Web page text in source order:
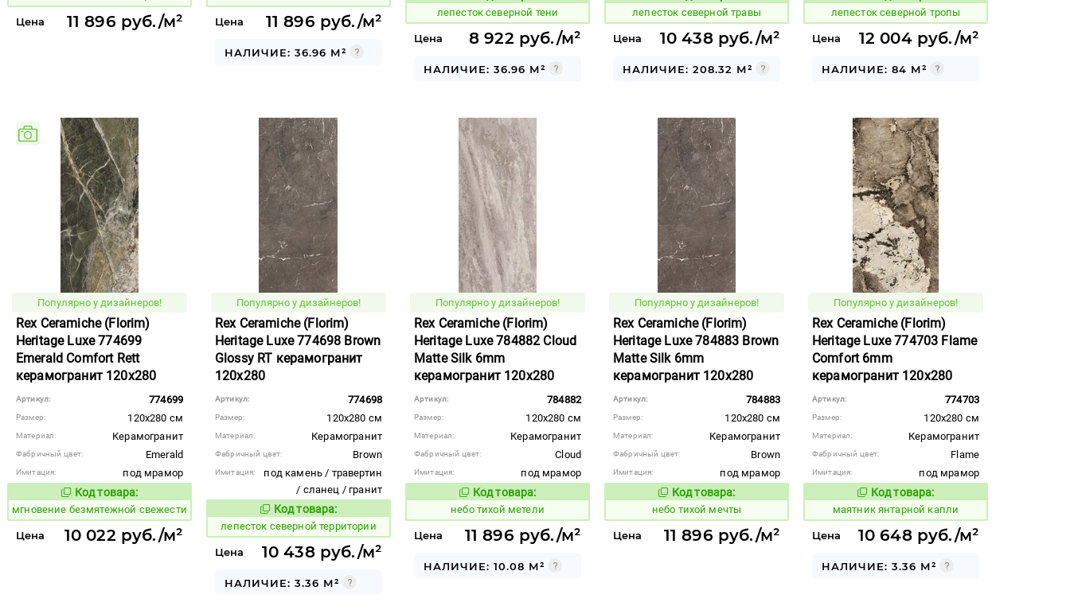
Цена 11 896 руб./м² Цена 11 896 руб./м²
НАЛИЧИЕ: 36.96 М²
лепесток северной тени
Цена 8 922 руб./м²
НАЛИЧИЕ: 36.96 М²
лепесток северной травы
Цена 10 438 руб./м²
НАЛИЧИЕ: 208.32 М²
лепесток северной тропы
Цена 12 004 руб./м²
НАЛИЧИЕ: 84 М²
Популярно у дизайнеров!
Rex Ceramiche (Florim)
Heritage Luxe 774699
Emerald Comfort Rett
керамогранит 120x280
Артикул: 774699
Размер: 120x280 см
Материал: Керамогранит
Фабричный цвет: Emerald
Имитация:
под мрамор
Код товара:
938083 Код товара:
мгновение безмятежной свежести
Цена 10 022 руб./м²
Популярно у дизайнеров!
Rex Ceramiche (Florim)
Heritage Luxe 774698 Brown
Glossy RT керамогранит
120x280
Артикул: 774698
Размер: 120x280 см
Материал: Керамогранит
Фабричный цвет: Brown
Имитация:
под камень / травертин
/ сланец / гранит
Код товара:
869979 Код товара:
лепесток северной территории
Цена 10 438 руб./м²
НАЛИЧИЕ: 3.36 М²
Популярно у дизайнеров!
Rex Ceramiche (Florim)
Heritage Luxe 784882 Cloud
Matte Silk 6mm
керамогранит 120x280
Артикул: 784882
Размер: 120x280 см
Материал: Керамогранит
Фабричный цвет: Cloud
Имитация:
под мрамор
Код товара:
1122050 Код товара:
небо тихой метели
Цена 11 896 руб./м²
НАЛИЧИЕ: 10.08 М²
Популярно у дизайнеров!
Rex Ceramiche (Florim)
Heritage Luxe 784883 Brown
Matte Silk 6mm
керамогранит 120x280
Артикул: 784883
Размер: 120x280 см
Материал: Керамогранит
Фабричный цвет: Brown
Имитация:
под мрамор
Код товара:
1122051 Код товара:
небо тихой мечты
Цена 11 896 руб./м²
Популярно у дизайнеров!
Rex Ceramiche (Florim)
Heritage Luxe 774703 Flame
Comfort 6mm
керамогранит 120x280
Артикул: 774703
Размер: 120x280 см
Материал: Керамогранит
Фабричный цвет: Flame
Имитация:
под мрамор
Код товара:
937287 Код товара:
маятник янтарной капли
Цена 10 648 руб./м²
НАЛИЧИЕ: 3.36 М²